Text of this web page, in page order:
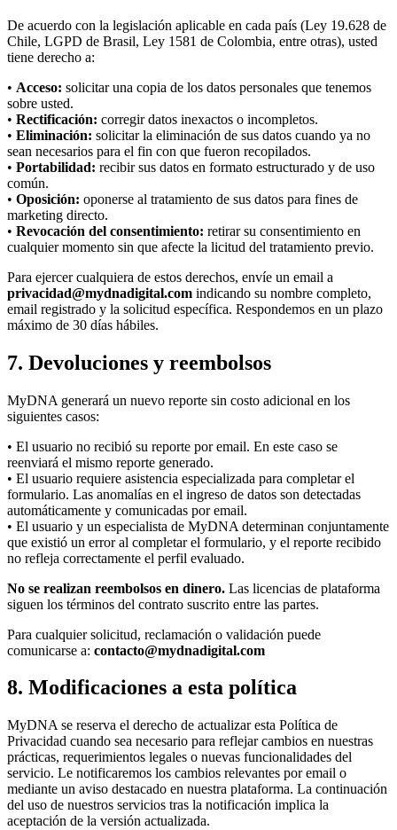
De acuerdo con la legislación aplicable en cada país (Ley 19.628 de
Chile, LGPD de Brasil, Ley 1581 de Colombia, entre otras), usted
tiene derecho a:
• Acceso: solicitar una copia de los datos personales que tenemos
sobre usted.
• Rectificación: corregir datos inexactos o incompletos.
• Eliminación: solicitar la eliminación de sus datos cuando ya no
sean necesarios para el fin con que fueron recopilados.
• Portabilidad: recibir sus datos en formato estructurado y de uso
común.
• Oposición: oponerse al tratamiento de sus datos para fines de
marketing directo.
• Revocación del consentimiento: retirar su consentimiento en
cualquier momento sin que afecte la licitud del tratamiento previo.
Para ejercer cualquiera de estos derechos, envíe un email a
privacidad@mydnadigital.com indicando su nombre completo,
email registrado y la solicitud específica. Respondemos en un plazo
máximo de 30 días hábiles.
7. Devoluciones y reembolsos
MyDNA generará un nuevo reporte sin costo adicional en los
siguientes casos:
• El usuario no recibió su reporte por email. En este caso se
reenviará el mismo reporte generado.
• El usuario requiere asistencia especializada para completar el
formulario. Las anomalías en el ingreso de datos son detectadas
automáticamente y comunicadas por email.
• El usuario y un especialista de MyDNA determinan conjuntamente
que existió un error al completar el formulario, y el reporte recibido
no refleja correctamente el perfil evaluado.
No se realizan reembolsos en dinero. Las licencias de plataforma
siguen los términos del contrato suscrito entre las partes.
Para cualquier solicitud, reclamación o validación puede
comunicarse a: contacto@mydnadigital.com
8. Modificaciones a esta política
MyDNA se reserva el derecho de actualizar esta Política de
Privacidad cuando sea necesario para reflejar cambios en nuestras
prácticas, requerimientos legales o nuevas funcionalidades del
servicio. Le notificaremos los cambios relevantes por email o
mediante un aviso destacado en nuestra plataforma. La continuación
del uso de nuestros servicios tras la notificación implica la
aceptación de la versión actualizada.